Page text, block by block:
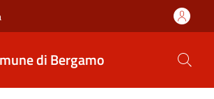
di Bergamo